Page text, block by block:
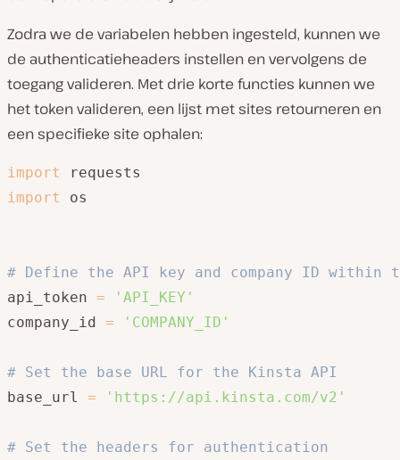
Zodra we de variabelen hebben ingesteld, kunnen we
de authenticatieheaders instellen en vervolgens de
toegang valideren. Met drie korte functies kunnen we
het token valideren, een lijst met sites retourneren en
een specifieke site ophalen:
import
import
os
# Define the API key and company ID within
api_token =
'API_KEY'
company_id = 'COMPANY_ID'
# Set the base URL for the Kinsta API
base_url = 'https://api.kinsta.com/v2'
# Set the headers for authentication